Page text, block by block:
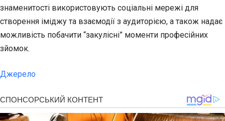
знаменитості використовують соціальні мережі для
створення іміджу та взаємодії з аудиторією, а також надає
можливість побачити “закулісні” моменти професійних
зйомок.
Джерело